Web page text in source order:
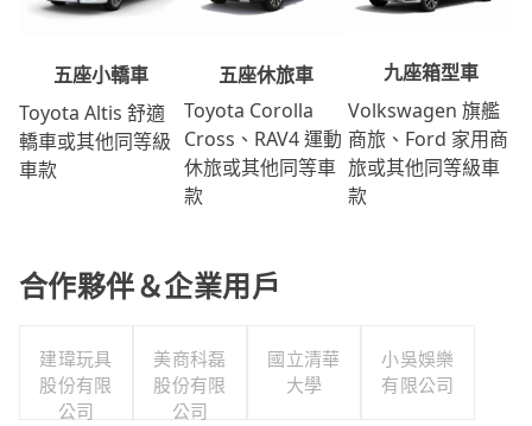
五座小轎車
Toyota Altis 舒適
轎車或其他同等級
車款
五座休旅車
Toyota Corolla
Cross、RAV4 運動
休旅或其他同等車
款
九座箱型車
Volkswagen 旗艦
商旅、Ford 家用商
旅或其他同等級車
款
合作夥伴＆企業用戶
建瑋玩具
股份有限
公司
美商科磊
股份有限
公司
國立清華
大學
小吳娛樂
有限公司